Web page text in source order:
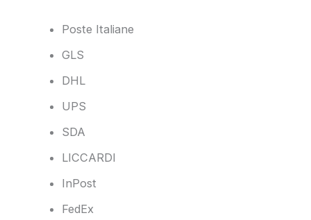
Poste Italiane
GLS
DHL
UPS
SDA
LICCARDI
InPost
FedEx